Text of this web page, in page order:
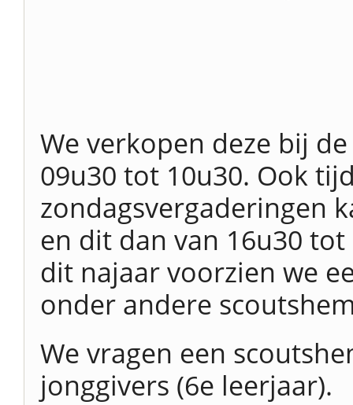
We verkopen deze bij
09u30 tot 10u30. Ook
zondagsvergaderingen
en dit dan van 16u30
dit najaar voorzien we
onder andere
We vragen een
jonggivers (6e leerjaar).